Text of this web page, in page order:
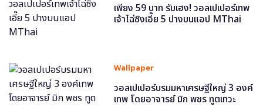
เพียง 59 บาท รับเฮง! วอลเปเปอร์เทพ
เจ้าไฉ่ซิงเอี๊ย 5 ปางบนแอป MThai
Wallpaper
วอลเปเปอร์บรมมหาเศรษฐีใหญ่ 3 องค์
เทพ โดยอาจารย์ มิก พชร ทูตเทวะ